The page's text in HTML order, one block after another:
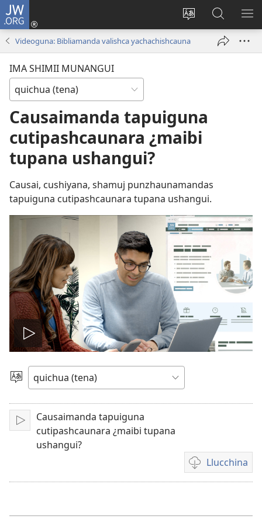
JW.ORG
Shu
turcarina
Callarina
(abre
jw.org
Internetpi
mascana
Videoguna: Bibliamanda valishca yachachishcauna
IMA SHIMII MUNANGUI
Causaimanda tapuiguna
cutipashcaunara ¿maibi
tupana ushangui?
Causai, cushiyana, shamuj punzhaunamandas
tapuiguna cutipashcaunara tupana ushangui.
Reproducir
video
Idiomara
ajllai
Reproducir
Causaimanda tapuiguna
cutipashcaunara ¿maibi tupana
ushangui?
Llucchina
Video
llucchishca